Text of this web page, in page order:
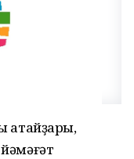
атайҙары,